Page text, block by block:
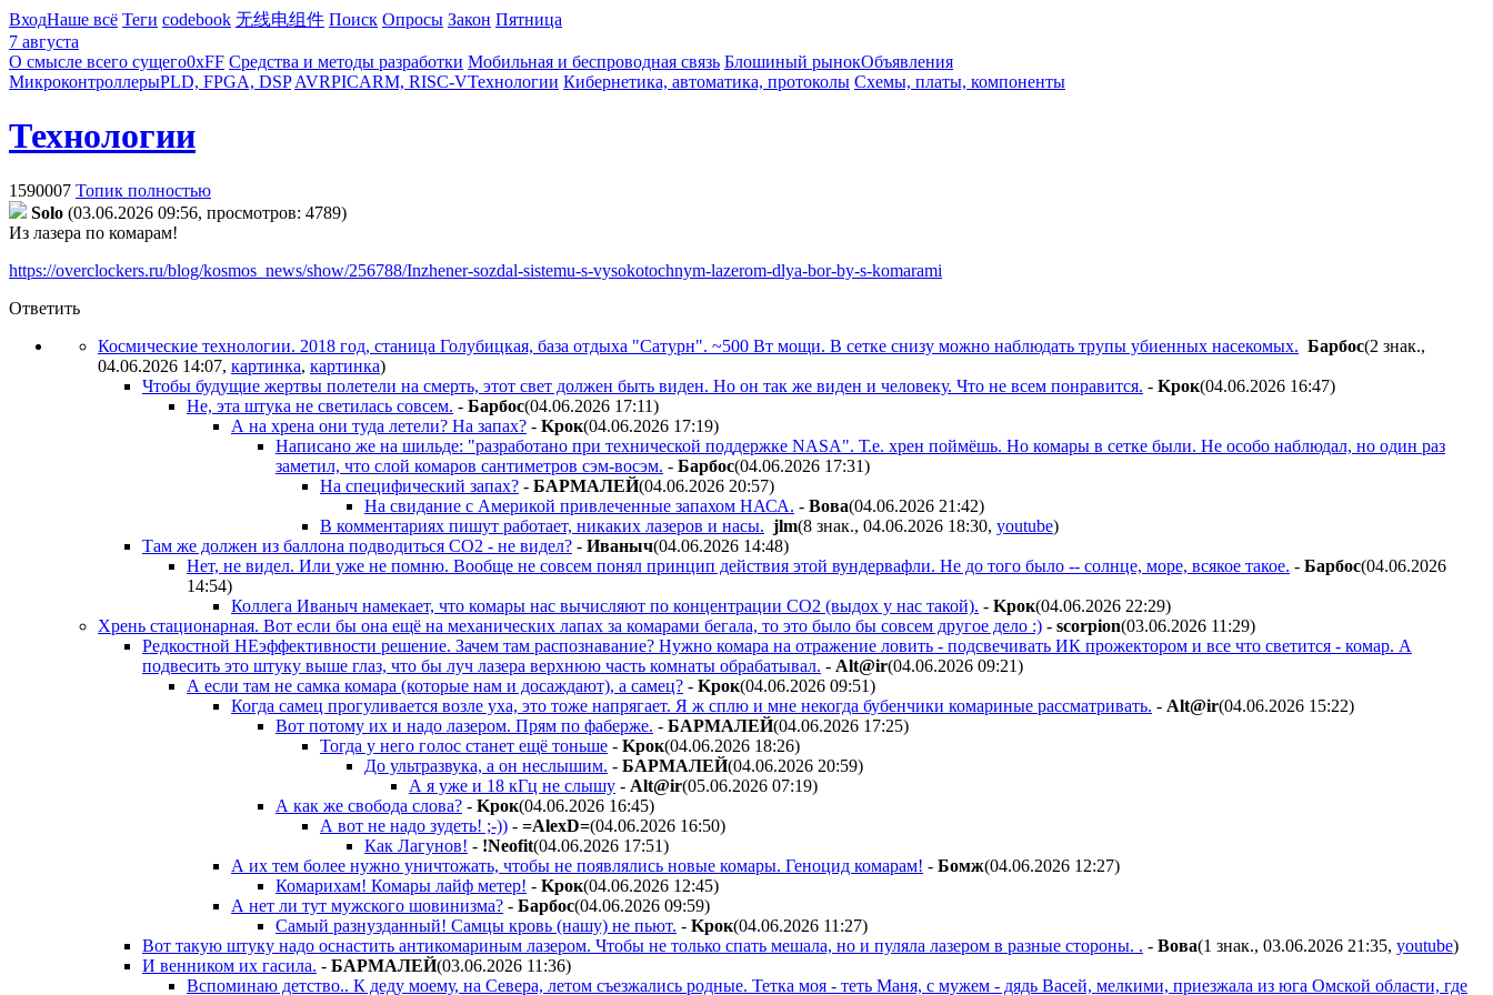
ВходНаше всё Теги codebook 无线电组件 Поиск Опросы Закон Пятница
7 августа
О смысле всего сущего0xFF Средства и методы разработки Мобильная и беспроводная связь Блошиный рынокОбъявления
МикроконтроллерыPLD, FPGA, DSP AVRPICARM, RISC-VТехнологии Кибернетика, автоматика, протоколы Схемы, платы, компоненты
Технологии
1590007 Топик полностью
Solo (03.06.2026 09:56, просмотров: 4789)
Из лазера по комарам!
https://overclockers.ru/blog/kosmos_news/show/256788/Inzhener-sozdal-sistemu-s-vysokotochnym-lazerom-dlya-bor-by-s-komarami
Ответить
Космические технологии. 2018 год, станица Голубицкая, база отдыха "Сатурн". ~500 Вт мощи. В сетке снизу можно наблюдать трупы убиенных насекомых. Бapбoc(2 знак.,
04.06.2026 14:07, картинка, картинка)
Чтобы будущие жертвы полетели на смерть, этот свет должен быть виден. Но он так же виден и человеку. Что не всем понравится. - Kpoк(04.06.2026 16:47)
Не, эта штука не светилась совсем. - Бapбoc(04.06.2026 17:11)
А на хрена они туда летели? На запах? - Kpoк(04.06.2026 17:19)
Написано же на шильде: "разработано при технической поддержке NASA". Т.е. хрен поймёшь. Но комары в сетке были. Не особо наблюдал, но один раз
заметил, что слой комаров сантиметров сэм-восэм. - Бapбoc(04.06.2026 17:31)
На специфический запах? - БAPMAЛEЙ(04.06.2026 20:57)
На свидание с Америкой привлеченные запахом НАСА. - Boвa(04.06.2026 21:42)
В комментариях пишут работает, никаких лазеров и насы. jlm(8 знак., 04.06.2026 18:30, youtube)
Там же должен из баллона подводиться CO2 - не видел? - Ивaныч(04.06.2026 14:48)
Нет, не видел. Или уже не помню. Вообще не совсем понял принцип действия этой вундервафли. Не до того было -- солнце, море, всякое такое. - Бapбoc(04.06.2026
14:54)
Коллега Иваныч намекает, что комары нас вычисляют по концентрации СО2 (выдох у нас такой). - Kpoк(04.06.2026 22:29)
Хрень стационарная. Вот если бы она ещё на механических лапах за комарами бегала, то это было бы совсем другое дело :) - scorpion(03.06.2026 11:29)
Редкостной НЕэффективности решение. Зачем там распознавание? Нужно комара на отражение ловить - подсвечивать ИК прожектором и все что светится - комар. А
подвесить это штуку выше глаз, что бы луч лазера верхнюю часть комнаты обрабатывал. - Alt@ir(04.06.2026 09:21)
А если там не самка комара (которые нам и досаждают), а самец? - Kpoк(04.06.2026 09:51)
Когда самец прогуливается возле уха, это тоже напрягает. Я ж сплю и мне некогда бубенчики комариные рассматривать. - Alt@ir(04.06.2026 15:22)
Вот потому их и надо лазером. Прям по фаберже. - БAPMAЛEЙ(04.06.2026 17:25)
Тогда у него голос станет ещё тоньше - Kpoк(04.06.2026 18:26)
До ультразвука, а он неслышим. - БAPMAЛEЙ(04.06.2026 20:59)
А я уже и 18 кГц не слышу - Alt@ir(05.06.2026 07:19)
А как же свобода слова? - Kpoк(04.06.2026 16:45)
А вот не надо зудеть! ;-)) - =AlexD=(04.06.2026 16:50)
Как Лагунов! - !Neofit(04.06.2026 17:51)
А их тем более нужно уничтожать, чтобы не появлялись новые комары. Геноцид комарам! - Бoмж(04.06.2026 12:27)
Комарихам! Комары лайф метер! - Kpoк(04.06.2026 12:45)
А нет ли тут мужского шовинизма? - Бapбoc(04.06.2026 09:59)
Самый разнузданный! Самцы кровь (нашу) не пьют. - Kpoк(04.06.2026 11:27)
Вот такую штуку надо оснастить антикомариным лазером. Чтобы не только спать мешала, но и пуляла лазером в разные стороны. . - Boвa(1 знак., 03.06.2026 21:35, youtube)
И венником их гасила. - БAPMAЛEЙ(03.06.2026 11:36)
Вспоминаю детство.. К деду моему, на Севера, летом съезжались родные. Тетка моя - теть Маня, с мужем - дядь Васей, мелкими, приезжала из юга Омской области, где